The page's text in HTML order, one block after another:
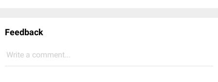
Feedback
Write a comment...